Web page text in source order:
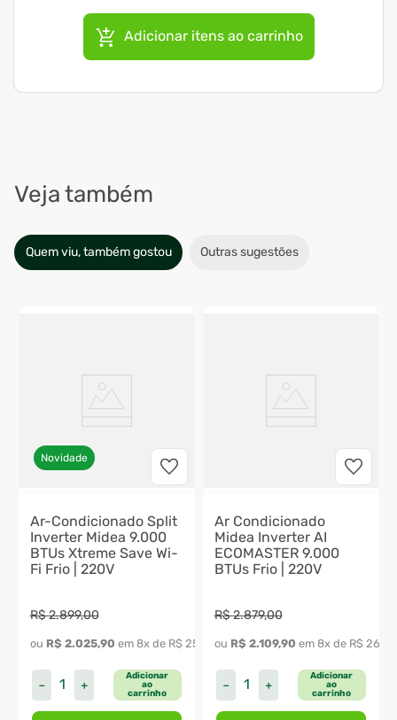
Adicionar itens ao carrinho
Veja também
Quem viu, também gostou Outras sugestões
Novidade
Ar-Condicionado Split
Inverter Midea 9.000
BTUs Xtreme Save Wi-
Fi Frio | 220V
R$2.899,00
ou R$ 2.025,90 em 8x de R$ 253 23
＋
－
Adicionar
ao
carrinho
Ar Condicionado
Midea Inverter AI
ECOMASTER 9.000
BTUs Frio | 220V
R$2.879,00
ou R$ 2.109,90 em 8x de R$ 263
＋
－
Adicionar
ao
carrinho